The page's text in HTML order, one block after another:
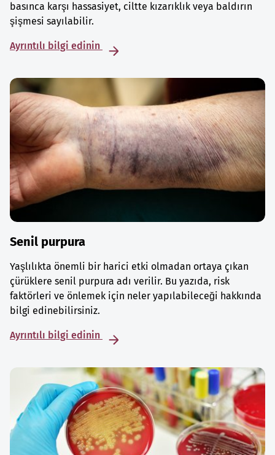
basınca karşı hassasiyet, ciltte kızarıklık veya baldırın
şişmesi sayılabilir.
Ayrıntılı bilgi edinin
Senil purpura
Yaşlılıkta önemli bir harici etki olmadan ortaya çıkan
çürüklere senil purpura adı verilir. Bu yazıda, risk
faktörleri ve önlemek için neler yapılabileceği hakkında
bilgi edinebilirsiniz.
Ayrıntılı bilgi edinin